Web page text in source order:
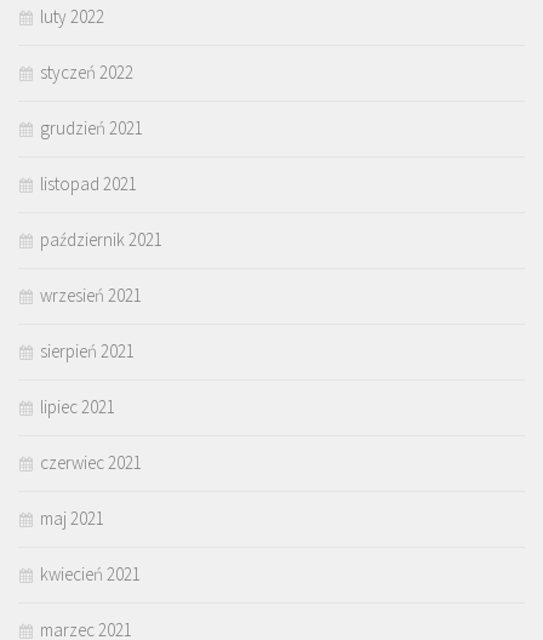
luty 2022
styczeń 2022
grudzień 2021
listopad 2021
październik 2021
wrzesień 2021
sierpień 2021
lipiec 2021
czerwiec 2021
maj 2021
kwiecień 2021
marzec 2021